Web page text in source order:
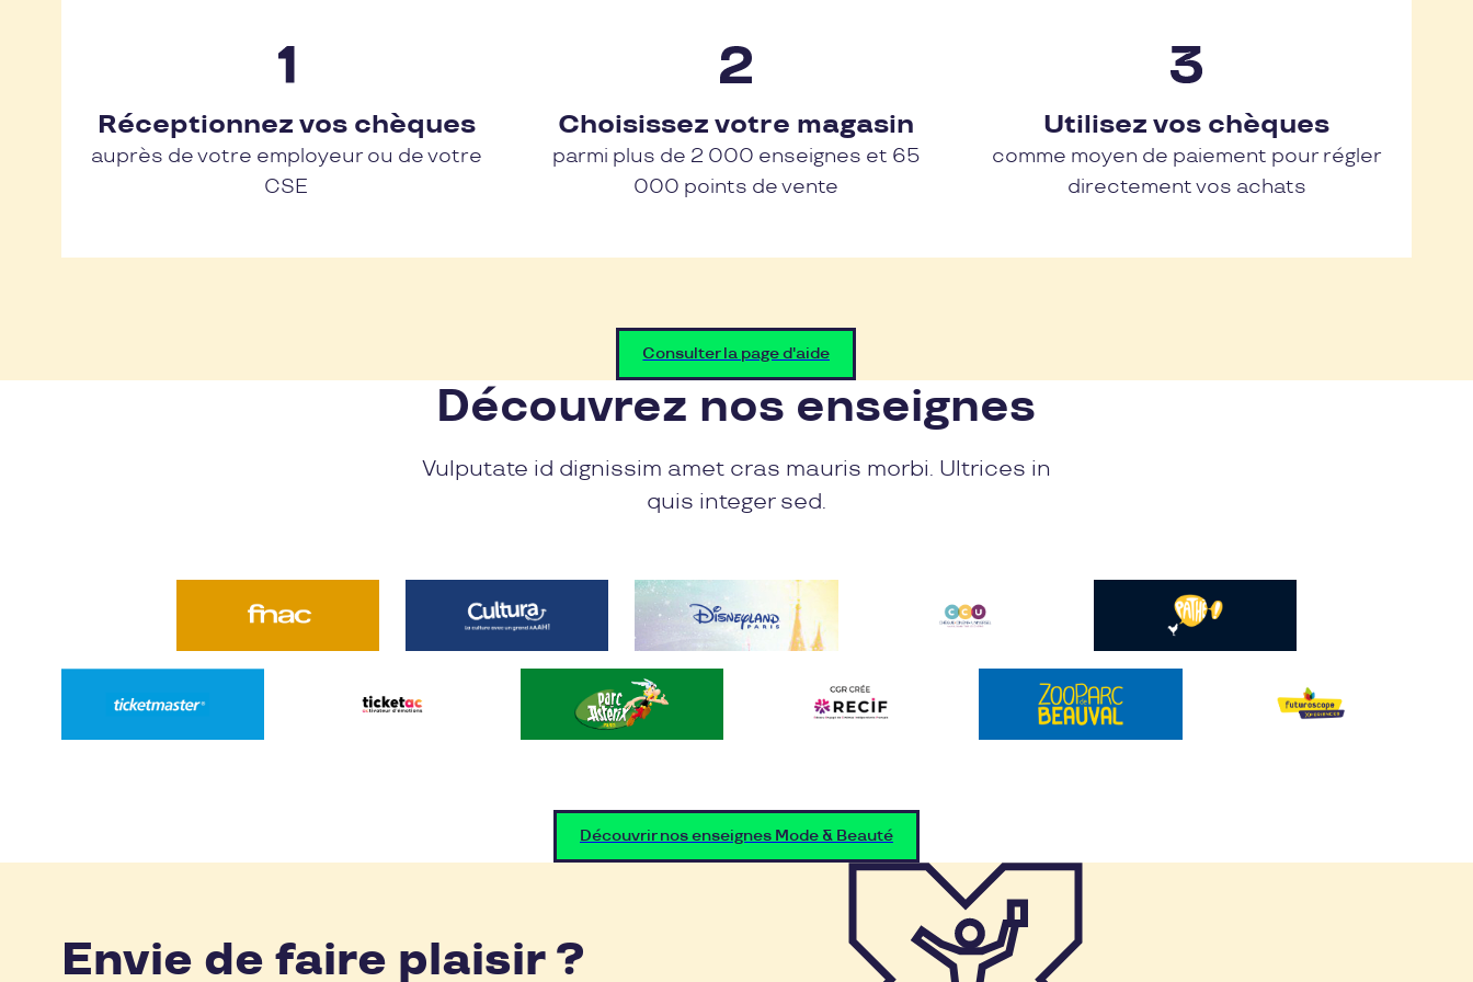
Réceptionnez vos chèques
auprès de votre employeur ou de votre
CSE
Choisissez votre magasin
parmi plus de 2 000 enseignes et 65
000 points de vente
Utilisez vos chèques
comme moyen de paiement pour régler
directement vos achats
Consulter la page d'aide
Découvrez nos enseignes
Vulputate id dignissim amet cras mauris morbi. Ultrices in
quis integer sed.
Découvrir nos enseignes Mode & Beauté
Envie de faire plaisir ?